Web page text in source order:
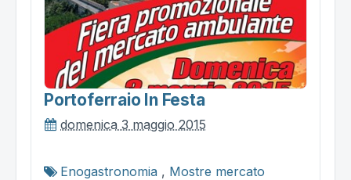
Portoferraio In Festa
domenica 3 maggio 2015
Enogastronomia , Mostre mercato